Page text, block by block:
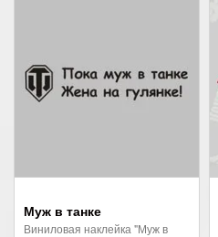
Муж в танке
Виниловая наклейка "Муж в